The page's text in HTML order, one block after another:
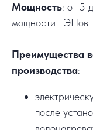
Мощность: от 5
мощности ТЭНов
Преимущества
производства:
после